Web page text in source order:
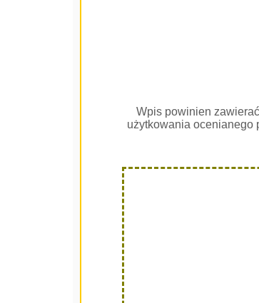
Wpis powinien
użytkowania ocenianego